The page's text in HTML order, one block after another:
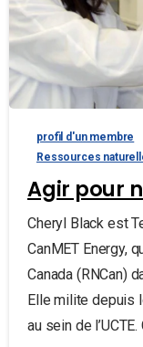
profil d'un membre
Ressources
Agir pour
Cheryl Black est
CanMET Energy,
Canada (RNCan)
Elle milite depuis
au sein de l’UCTE.